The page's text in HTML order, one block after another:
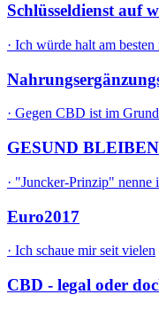
Schlüsseldienst auf
· Ich würde halt am besten
· Gegen CBD ist im
GESUND
· "Juncker-Prinzip" nenne
Euro2017
· Ich schaue mir seit vielen
CBD - legal oder